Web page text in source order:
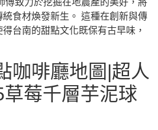
食材煥發新生。 這種在創新與傳
台南的甜點文化既保有古早味，
咖啡廳地圖|超人
莓千層芋泥球